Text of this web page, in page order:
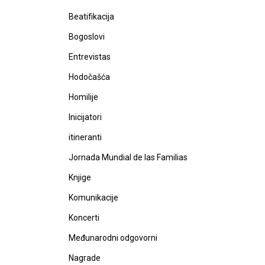
Beatifikacija
Bogoslovi
Entrevistas
Hodočašća
Homilije
Inicijatori
itineranti
Jornada Mundial de las Familias
Knjige
Komunikacije
Koncerti
Međunarodni odgovorni
Nagrade